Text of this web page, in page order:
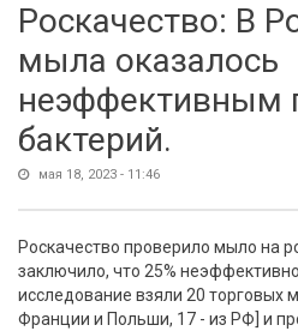
Роскачество: В
мыла оказалось
неэффективным
бактерий.
мая 18, 2023 - 11:46
Роскачество проверило мыло на
заключило, что 25%
исследование взяли 20 торговых
Франции и Польши, 17 - из РФ] и